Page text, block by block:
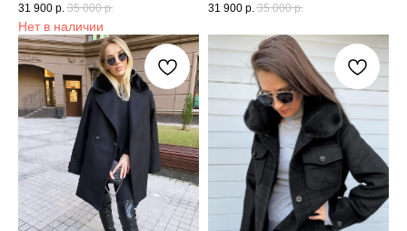
31 900 р. 35 000 р.
Нет в наличии
31 900 р. 35 000 р.